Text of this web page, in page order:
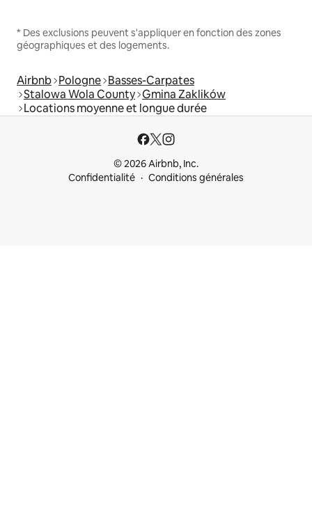
* Des exclusions peuvent s'appliquer en fonction des zones
géographiques et des logements.
Airbnb Pologne Basses-Carpates
Stalowa Wola County Gmina Zaklików
Locations moyenne et longue durée
© 2026 Airbnb, Inc.
Confidentialité
Conditions générales